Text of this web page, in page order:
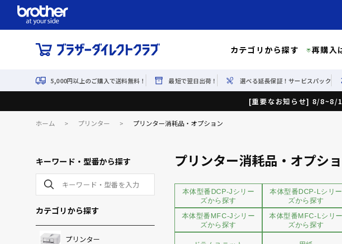
カテゴリから探す 再購入
5,000円以上のご購入で送料無料！ 最短で翌日出荷！ 選べる延長保証！サービスパック
[重要なお知らせ] 8/8~8/
ホーム > プリンター > プリンター消耗品・オプション
キーワード・型番から探す
カテゴリから探す
プリンター
プリンター消耗品・オプシ
本体型番DCP-Jシリー
ズから探す
本体型番DCP-Lシリー
ズから探す
本体型番MFC-Jシリー
ズから探す
本体型番MFC-Lシリー
ズから探す